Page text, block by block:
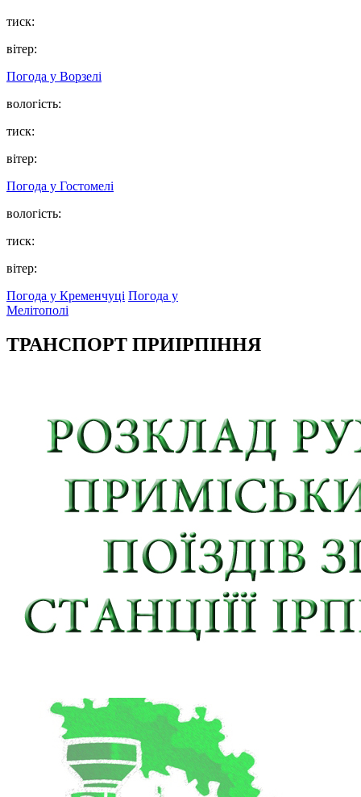
тиск:
вітер:
Погода у Ворзелі
вологість:
тиск:
вітер:
Погода у Гостомелі
вологість:
тиск:
вітер:
Погода у Кременчуці Погода у
Мелітополі
ТРАНСПОРТ ПРИІРПІННЯ